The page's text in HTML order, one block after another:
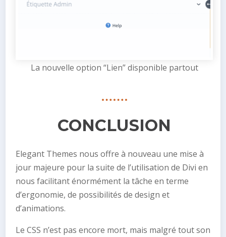
La nouvelle option “Lien” disponible partout
CONCLUSION
Elegant Themes nous offre à nouveau une mise à
jour majeure pour la suite de l’utilisation de Divi en
nous facilitant énormément la tâche en terme
d’ergonomie, de possibilités de design et
d’animations.
Le CSS n’est pas encore mort, mais malgré tout son